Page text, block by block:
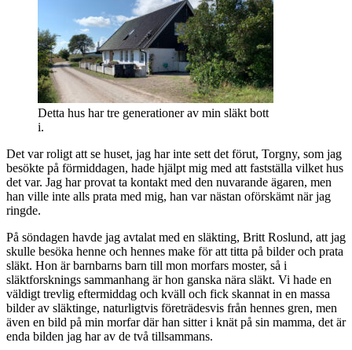
Detta hus har tre generationer av min släkt bott
i.
Det var roligt att se huset, jag har inte sett det förut, Torgny, som jag
besökte på förmiddagen, hade hjälpt mig med att fastställa vilket hus
det var. Jag har provat ta kontakt med den nuvarande ägaren, men
han ville inte alls prata med mig, han var nästan oförskämt när jag
ringde.
På söndagen havde jag avtalat med en släkting, Britt Roslund, att jag
skulle besöka henne och hennes make för att titta på bilder och prata
släkt. Hon är barnbarns barn till mon morfars moster, så i
släktforsknings sammanhang är hon ganska nära släkt. Vi hade en
väldigt trevlig eftermiddag och kväll och fick skannat in en massa
bilder av släktinge, naturligtvis företrädesvis från hennes gren, men
även en bild på min morfar där han sitter i knät på sin mamma, det är
enda bilden jag har av de två tillsammans.